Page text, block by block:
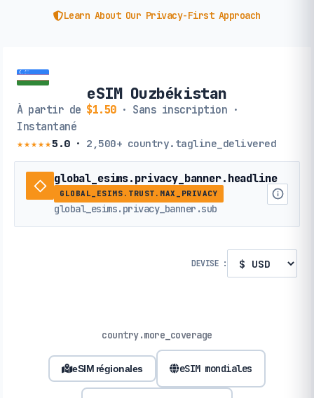
Learn About Our Privacy-First Approach
eSIM Ouzbékistan
À partir de $1.50· Sans inscription ·
Instantané
★★★★★5.0· 2,500+ country.tagline_delivered
global_esims.privacy_banner.headline
GLOBAL_ESIMS.TRUST.MAX_PRIVACY
global_esims.privacy_banner.sub
DEVISE :
country.more_coverage
eSIM régionales eSIM mondiales